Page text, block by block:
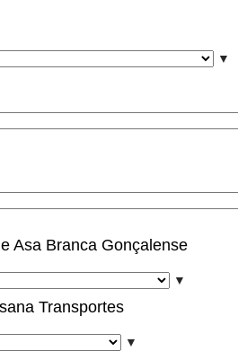
▼
Asa Branca Gonçalense
▼
Transportes
▼